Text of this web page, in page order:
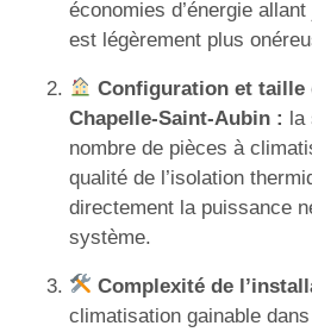
économies d’énergie
est légèrement plus
Configuration et taille
Chapelle-Saint-Aubin : la
nombre de pièces à
qualité de l’isolation
directement la puissance
système.
Complexité de
climatisation gainable